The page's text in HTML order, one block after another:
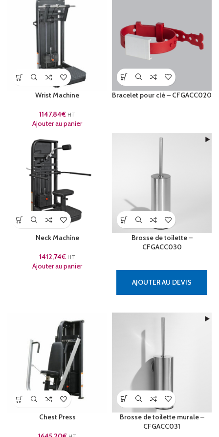
Wrist Machine
1147,84€ HT
Ajouter au panier
Bracelet pour clé – CFGACC020
Neck Machine
1412,74€ HT
Ajouter au panier
Brosse de toilette –
CFGACC030
AJOUTER AU DEVIS
Chest Press
Brosse de toilette murale –
CFGACC031